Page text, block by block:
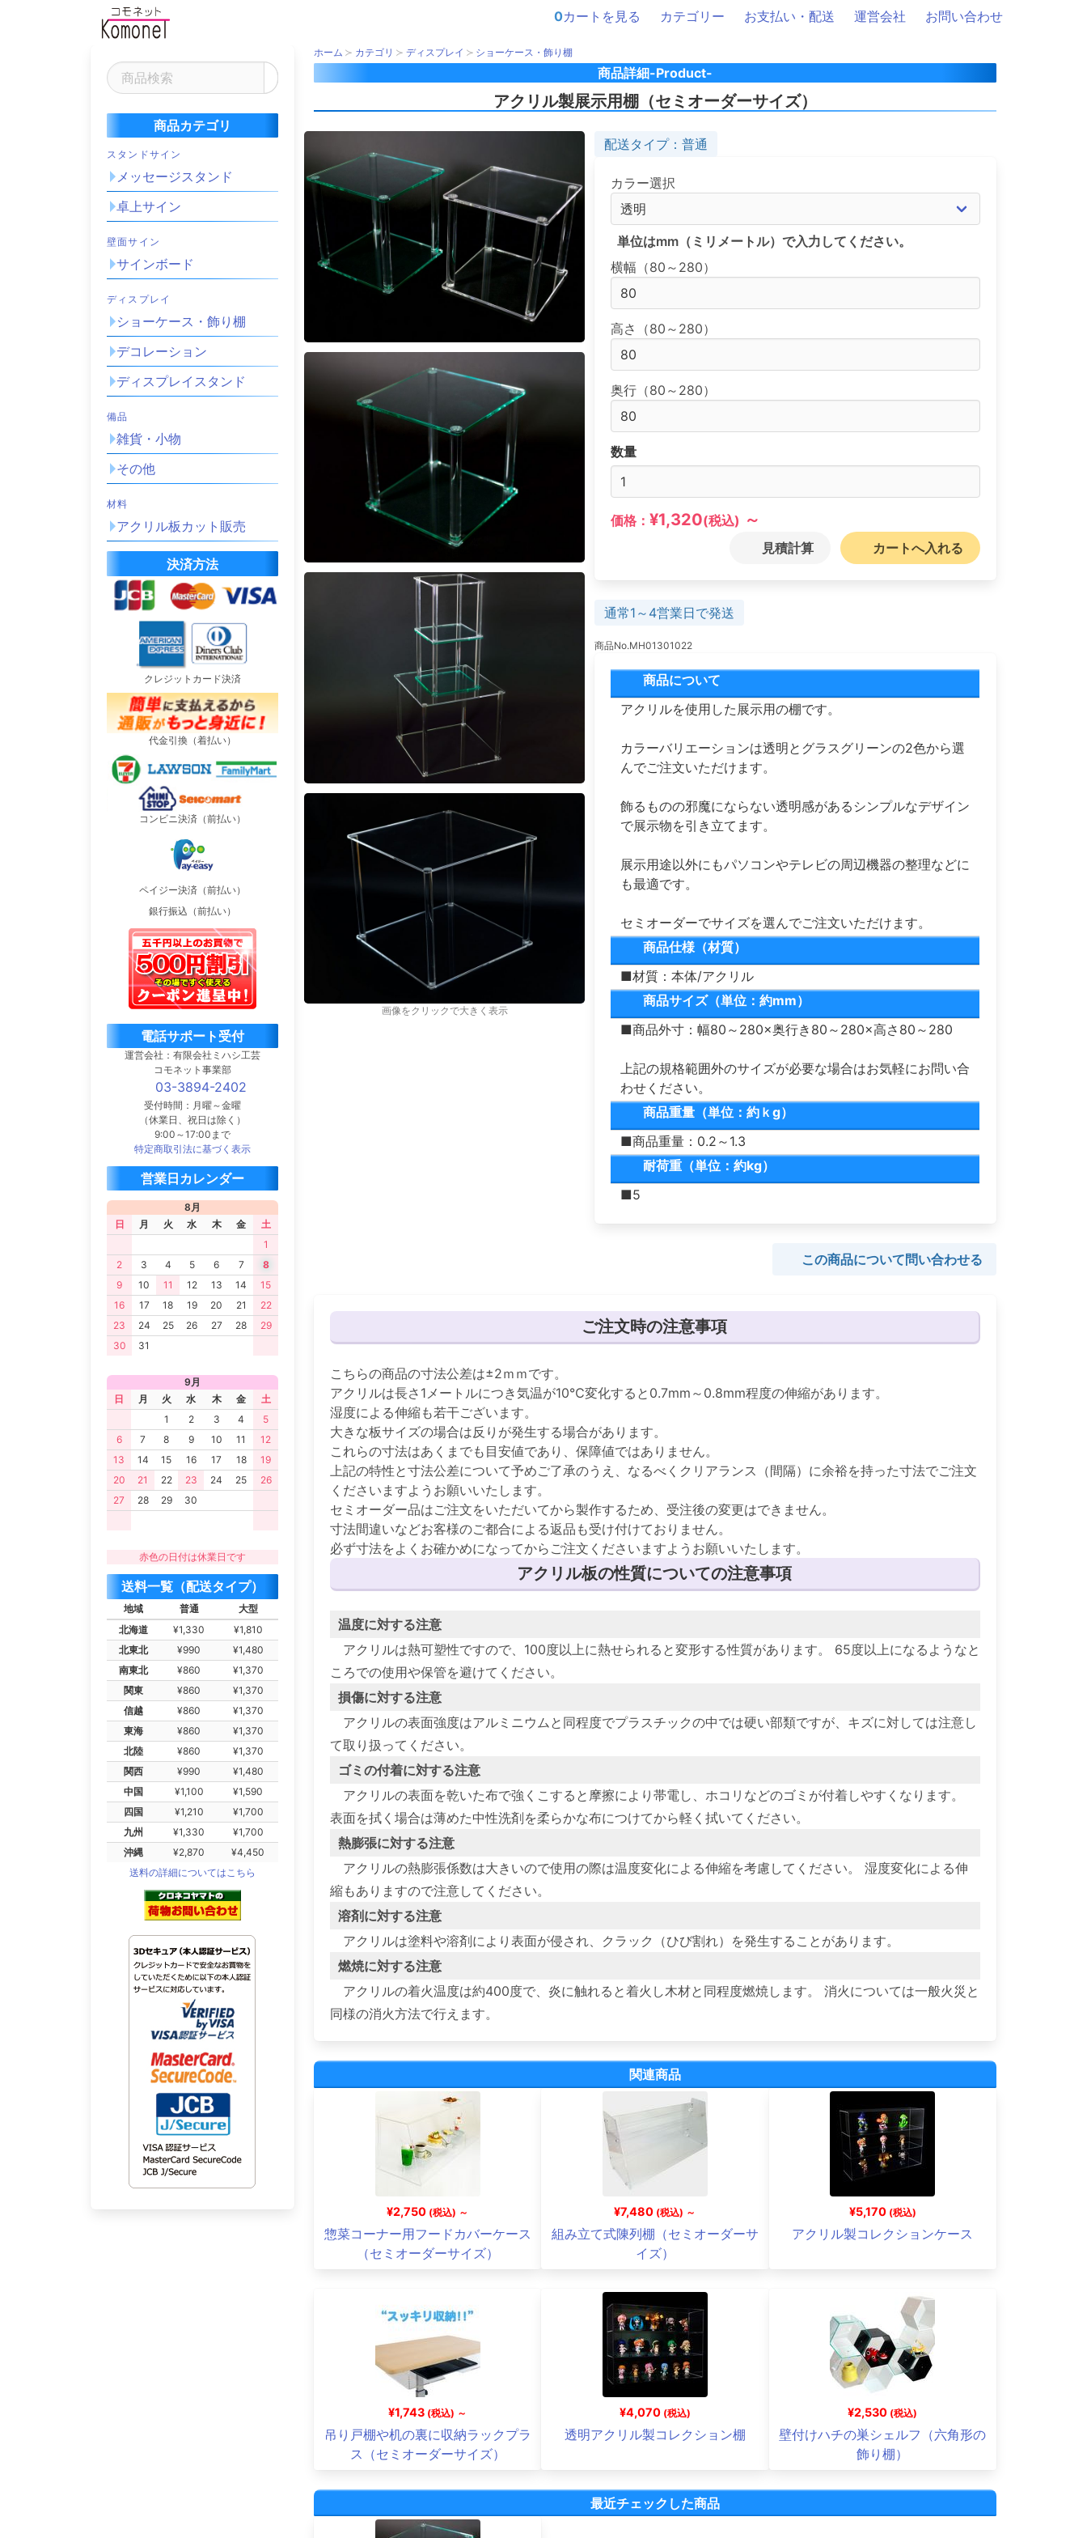
0カートを見る カテゴリー お支払い・配送 運営会社 お問い合わせ
商品カテゴリ
スタンドサイン
メッセージスタンド
卓上サイン
壁面サイン
サインボード
ディスプレイ
ショーケース・飾り棚
デコレーション
ディスプレイスタンド
備品
雑貨・小物
その他
材料
アクリル板カット販売
決済方法
クレジットカード決済
代金引換（着払い）
コンビニ決済（前払い）
ペイジー決済（前払い）
銀行振込（前払い）
電話サポート受付
運営会社：有限会社ミハシ工芸
コモネット事業部
03-3894-2402
受付時間：月曜～金曜
（休業日、祝日は除く）
9:00～17:00まで
特定商取引法に基づく表示
営業日カレンダー
8月
日
月 火 水 木 金
土
1
2
3 4 5 6 7
8
9
10 11 12 13 14
15
16
17 18 19 20 21
22
23
24 25 26 27 28
29
30
31
9月
日
月 火 水 木 金
土
1
2 3 4
5
6
7 8 9 10 11
12
13
14 15 16 17 18
19
20
21 22 23 24 25
26
27
28 29 30
赤色の日付は休業日です
送料一覧（配送タイプ）
地域 普通
大型
北海道
¥1,330
¥1,810
北東北
¥990
¥1,480
南東北
¥860
¥1,370
関東
¥860
¥1,370
信越
¥860
¥1,370
東海
¥860
¥1,370
北陸
¥860
¥1,370
関西
¥990
¥1,480
中国
¥1,100
¥1,590
四国
¥1,210
¥1,700
九州
¥1,330
¥1,700
沖縄
¥2,870
¥4,450
送料の詳細についてはこちら
ホーム カテゴリ ディスプレイ ショーケース・飾り棚
商品詳細-Product-
アクリル製展示用棚（セミオーダーサイズ）
画像をクリックで大きく表示
配送タイプ：普通
カラー選択
単位はmm（ミリメートル）で入力してください。
横幅（80～280）
高さ（80～280）
奥行（80～280）
数量
価格： ¥1,320(税込) ～
見積計算 カートへ入れる
通常1～4営業日で発送
商品No.MH01301022
商品について
アクリルを使用した展示用の棚です。
カラーバリエーションは透明とグラスグリーンの2色から選
んでご注文いただけます。
飾るものの邪魔にならない透明感があるシンプルなデザイン
で展示物を引き立てます。
展示用途以外にもパソコンやテレビの周辺機器の整理などに
も最適です。
セミオーダーでサイズを選んでご注文いただけます。
商品仕様（材質）
■材質：本体/アクリル
商品サイズ（単位：約mm）
■商品外寸：幅80～280×奥行き80～280×高さ80～280
上記の規格範囲外のサイズが必要な場合はお気軽にお問い合
わせください。
商品重量（単位：約ｋg）
■商品重量：0.2～1.3
耐荷重（単位：約kg）
■5
この商品について問い合わせる
ご注文時の注意事項
こちらの商品の寸法公差は±2ｍｍです。
アクリルは長さ1メートルにつき気温が10℃変化すると0.7mm～0.8mm程度の伸縮があります。
湿度による伸縮も若干ございます。
大きな板サイズの場合は反りが発生する場合があります。
これらの寸法はあくまでも目安値であり、保障値ではありません。
上記の特性と寸法公差について予めご了承のうえ、なるべくクリアランス（間隔）に余裕を持った寸法でご注文
くださいますようお願いいたします。
セミオーダー品はご注文をいただいてから製作するため、受注後の変更はできません。
寸法間違いなどお客様のご都合による返品も受け付けておりません。
必ず寸法をよくお確かめになってからご注文くださいますようお願いいたします。
アクリル板の性質についての注意事項
温度に対する注意
アクリルは熱可塑性ですので、100度以上に熱せられると変形する性質があります。 65度以上になるようなと
ころでの使用や保管を避けてください。
損傷に対する注意
アクリルの表面強度はアルミニウムと同程度でプラスチックの中では硬い部類ですが、キズに対しては注意し
て取り扱ってください。
ゴミの付着に対する注意
アクリルの表面を乾いた布で強くこすると摩擦により帯電し、ホコリなどのゴミが付着しやすくなります。
表面を拭く場合は薄めた中性洗剤を柔らかな布につけてから軽く拭いてください。
熱膨張に対する注意
アクリルの熱膨張係数は大きいので使用の際は温度変化による伸縮を考慮してください。 湿度変化による伸
縮もありますので注意してください。
溶剤に対する注意
アクリルは塗料や溶剤により表面が侵され、クラック（ひび割れ）を発生することがあります。
燃焼に対する注意
アクリルの着火温度は約400度で、炎に触れると着火し木材と同程度燃焼します。 消火については一般火災と
同様の消火方法で行えます。
関連商品
¥2,750 (税込) ～
惣菜コーナー用フードカバーケース
（セミオーダーサイズ）
¥7,480 (税込) ～
組み立て式陳列棚（セミオーダーサ
イズ）
¥5,170 (税込)
アクリル製コレクションケース
¥1,743 (税込) ～
吊り戸棚や机の裏に収納ラックプラ
ス（セミオーダーサイズ）
¥4,070 (税込)
透明アクリル製コレクション棚
¥2,530 (税込)
壁付けハチの巣シェルフ（六角形の
飾り棚）
最近チェックした商品